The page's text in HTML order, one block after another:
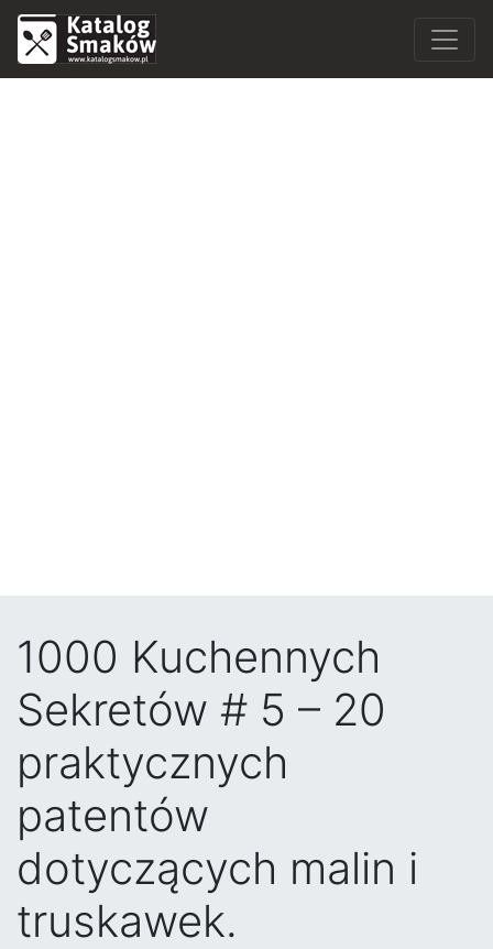
1000 Kuchennych
Sekretów # 5 – 20
praktycznych
patentów
dotyczących malin i
truskawek.